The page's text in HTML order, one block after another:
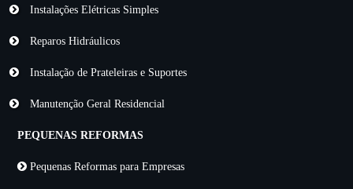
Instalações Elétricas Simples
Reparos Hidráulicos
Instalação de Prateleiras e Suportes
Manutenção Geral Residencial
PEQUENAS REFORMAS
Pequenas Reformas para Empresas